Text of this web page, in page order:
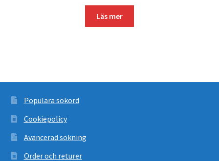
Läs mer
Populära sökord
Cookiepolicy
Avancerad sökning
Order och returer